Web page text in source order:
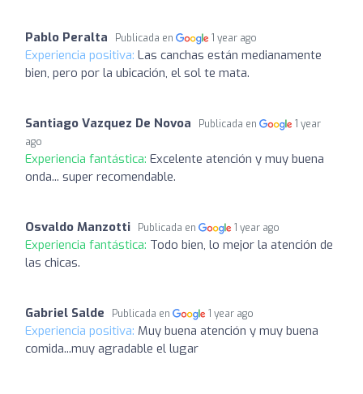
Pablo Peralta Publicada en 1 year ago
Experiencia positiva: Las canchas están medianamente
bien, pero por la ubicación, el sol te mata.
Santiago Vazquez De Novoa Publicada en
1 year
ago
Experiencia fantástica: Excelente atención y muy buena
onda... super recomendable.
Osvaldo Manzotti Publicada en 1 year ago
Experiencia fantástica: Todo bien, lo mejor la atención de
las chicas.
Gabriel Salde Publicada en 1 year ago
Experiencia positiva: Muy buena atención y muy buena
comida...muy agradable el lugar